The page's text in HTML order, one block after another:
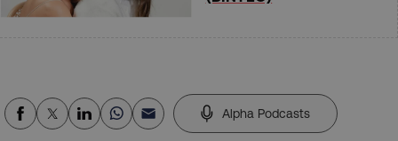
Alpha Podcasts